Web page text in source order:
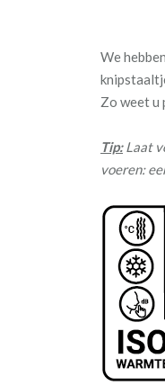
We
Zo weet u
Tip:Laat
voeren: